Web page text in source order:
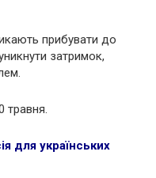
прибувати до
затримок,
травня.
для українських